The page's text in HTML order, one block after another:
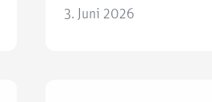
3. Juni 2026